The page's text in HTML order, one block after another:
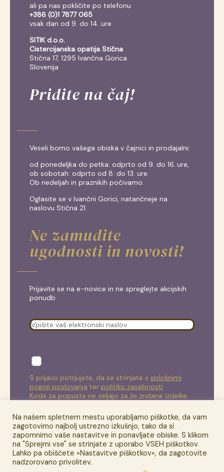
ali pa nas pokličite po telefonu
+386 (0)1 7877 065
vsak dan od 9. do 14. ure
SITIK d.o.o.
Cistercijanska opatija Stična
Stična 17, 1295 Ivančna Gorica
Slovenija
Pridite na čaj!
Veseli bomo vašega obiska v čajnici in prodajalni:
od ponedeljka do petka: odprto od 9. do 16. ure,
ob sobotah: odprto od 8. do 13. ure.
Ob nedeljah in praznikih počivamo.
Oglasite se v Ivančni Gorici, natančneje na
naslovu Stična 21.
Ne zamudite
ugodnosti in novosti!
Prijavite se na e-novice in ne spreglejte akcijskih
ponudb
S prijavo potrjujete, da se strinjate s splošnimi
pogoji poslovanja ter politiko zasebnosti
Kode za popuste ne veljajo za že znižane izdelke.
© Sitik d.o.o. |Splošni pogoji poslovanja| Plačilo in dostava
Piškotki
Na našem spletnem mestu uporabljamo piškotke, da vam
zagotovimo najbolj ustrezno izkušnjo, tako da si
zapomnimo vaše nastavitve in ponavljate obiske. S klikom
na "Sprejmi vse" se strinjate z uporabo VSEH piškotkov.
Lahko pa obiščete »Nastavitve piškotkov«, da zagotovite
nadzorovano privolitev.